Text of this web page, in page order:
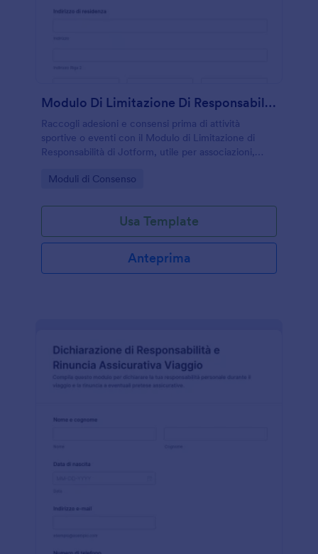
Modulo Di Limitazione Di Responsabilità
Raccogli adesioni e consensi prima di attività
sportive o eventi con il Modulo di Limitazione di
Responsabilità di Jotform, utile per associazioni,
risposte online in modo ordinato.
Go to Category:
Moduli di Consenso
Usa Template
Anteprima